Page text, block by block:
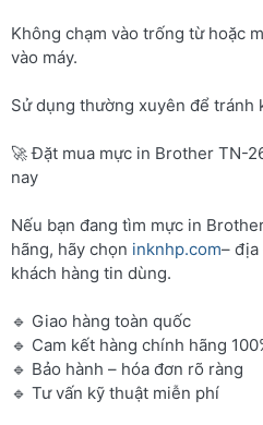
Không chạm vào trống từ hoặc
vào máy.
Sử dụng thường xuyên để tránh
🚀 Đặt mua mực in Brother TN-
nay
Nếu bạn đang tìm mực in
hãng, hãy chọn inknhp.com– địa
khách hàng tin dùng.
🔹 Giao hàng toàn quốc
🔹 Cam kết hàng chính hãng
🔹 Bảo hành – hóa đơn rõ ràng
🔹 Tư vấn kỹ thuật miễn phí